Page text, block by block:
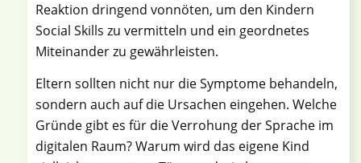
Reaktion dringend vonnöten, um den Kindern
Social Skills zu vermitteln und ein geordnetes
Miteinander zu gewährleisten.
Eltern sollten nicht nur die Symptome behandeln,
sondern auch auf die Ursachen eingehen. Welche
Gründe gibt es für die Verrohung der Sprache im
digitalen Raum? Warum wird das eigene Kind